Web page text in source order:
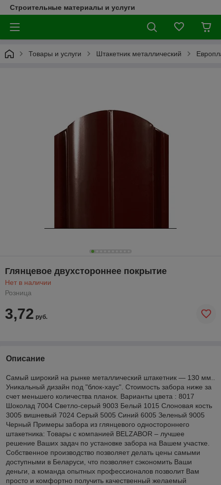
Строительные материалы и услуги
Товары и услуги Штакетник металлический
Глянцевое двухстороннее покрытие
Нет в наличии
Розница
3,72 руб.
Описание
Самый широкий на рынке металлический штакетник — 130 мм..
Уникальный дизайн под "блок-хаус". Стоимость забора ниже за
счет меньшего количества планок. Варианты цвета : 8017
Шоколад 7004 Светло-серый 9003 Белый 1015 Слоновая кость
3005 вишневый 7024 Серый 5005 Синий 6005 Зеленый 9005
Черный Примеры забора из глянцевого одностороннего
штакетника: Товары с компанией BELZABOR – лучшее
решение Ваших задач по установке забора на Вашем участке.
Собственное производство позволяет делать цены самыми
доступными в Беларуси, что позволяет сэкономить Ваши
деньги, а команда опытных профессионалов позволит Вам
просто и комфортно получить качественный желаемый